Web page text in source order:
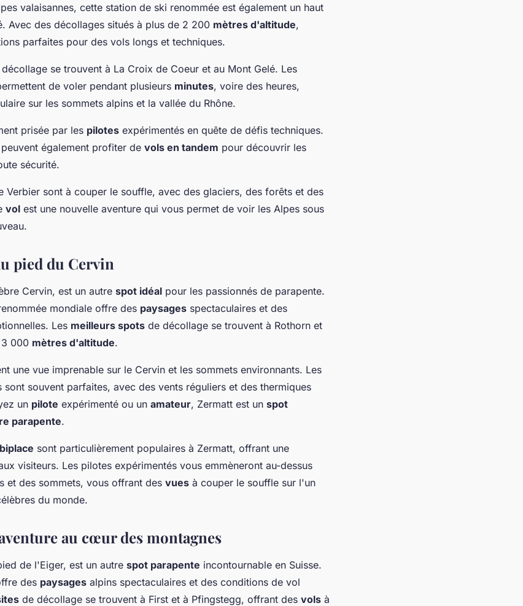
valaisannes, cette station de ski renommée est également un haut
Avec des décollages situés à plus de 2 200 mètres d'altitude,
parfaites pour des vols longs et techniques.
se trouvent à La Croix de Coeur et au Mont Gelé. Les
de voler pendant plusieurs minutes, voire des heures,
sur les sommets alpins et la vallée du Rhône.
prisée par les pilotes expérimentés en quête de défis techniques.
également profiter de vols en tandem pour découvrir les
sécurité.
Verbier sont à couper le souffle, avec des glaciers, des forêts et des
vol est une nouvelle aventure qui vous permet de voir les Alpes sous
pied du Cervin
Cervin, est un autre spot idéal pour les passionnés de parapente.
mondiale offre des paysages spectaculaires et des
Les meilleurs spots de décollage se trouvent à Rothorn et
000 mètres d'altitude.
une vue imprenable sur le Cervin et les sommets environnants. Les
souvent parfaites, avec des vents réguliers et des thermiques
un pilote expérimenté ou un amateur, Zermatt est un spot
parapente.
sont particulièrement populaires à Zermatt, offrant une
visiteurs. Les pilotes expérimentés vous emmèneront au-dessus
et des sommets, vous offrant des vues à couper le souffle sur l'un
du monde.
au cœur des montagnes
de l'Eiger, est un autre spot parapente incontournable en Suisse.
des paysages alpins spectaculaires et des conditions de vol
de décollage se trouvent à First et à Pfingstegg, offrant des vols à